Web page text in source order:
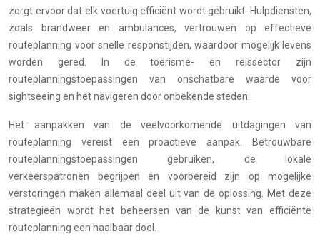
zorgt ervoor dat elk voertuig efficiënt wordt gebruikt. Hulpdiensten,
zoals brandweer en ambulances, vertrouwen op effectieve
routeplanning voor snelle responstijden, waardoor mogelijk levens
worden gered. In de toerisme- en reissector zijn
routeplanningstoepassingen van onschatbare waarde voor
sightseeing en het navigeren door onbekende steden.
Het aanpakken van de veelvoorkomende uitdagingen van
routeplanning vereist een proactieve aanpak. Betrouwbare
routeplanningstoepassingen gebruiken, de lokale
verkeerspatronen begrijpen en voorbereid zijn op mogelijke
verstoringen maken allemaal deel uit van de oplossing. Met deze
strategieën wordt het beheersen van de kunst van efficiënte
routeplanning een haalbaar doel.